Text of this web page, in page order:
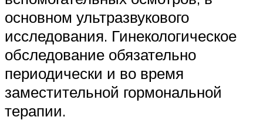
основном ультразвукового
исследования. Гинекологическое
обследование обязательно
периодически и во время
заместительной гормональной
терапии.